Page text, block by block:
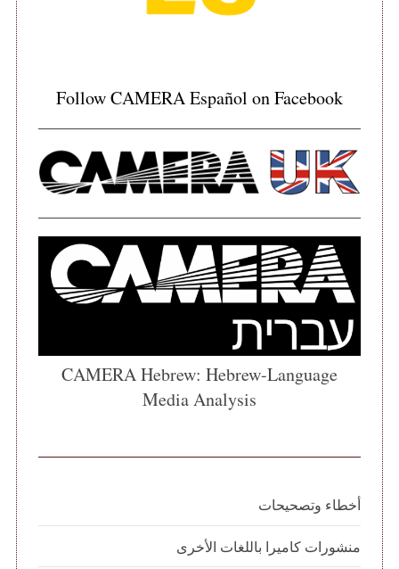
Follow CAMERA Español on Facebook
CAMERA Hebrew: Hebrew-Language
Media Analysis
أخطاء وتصحيحات
منشورات كاميرا باللغات الأخرى
h
r
: